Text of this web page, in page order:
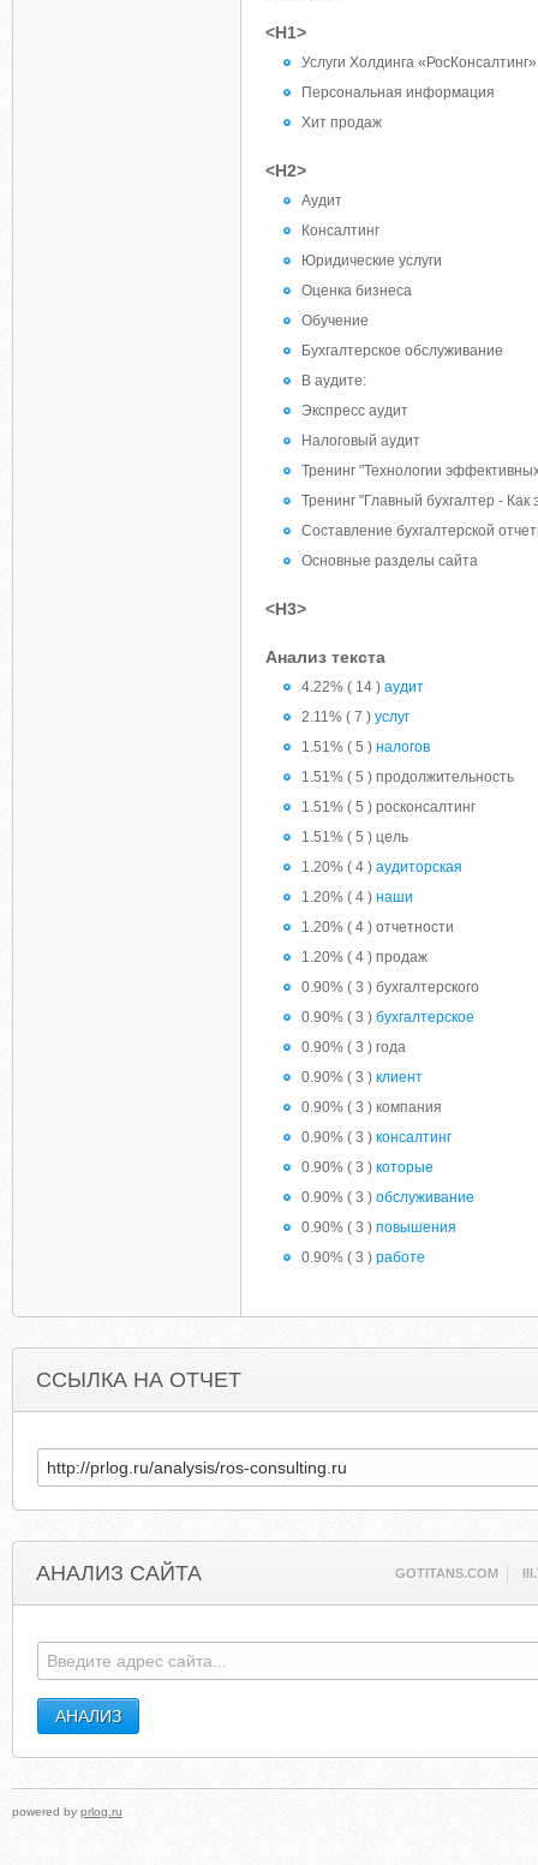
<H1>
Услуги Холдинга «РосКонсалтинг»
Персональная информация
Хит продаж
<H2>
Аудит
Консалтинг
Юридические услуги
Оценка бизнеса
Обучение
Бухгалтерское обслуживание
В аудите:
Экспресс аудит
Налоговый аудит
Тренинг "Технологии
Тренинг "Главный бухгалтер -
Составление бухгалтерской
Основные разделы сайта
<H3>
Анализ текста
4.22% ( 14 ) аудит
2.11% ( 7 ) услуг
1.51% ( 5 ) налогов
1.51% ( 5 ) продолжительность
1.51% ( 5 ) росконсалтинг
1.51% ( 5 ) цель
1.20% ( 4 ) аудиторская
1.20% ( 4 ) наши
1.20% ( 4 ) отчетности
1.20% ( 4 ) продаж
0.90% ( 3 ) бухгалтерского
0.90% ( 3 ) бухгалтерское
0.90% ( 3 ) года
0.90% ( 3 ) клиент
0.90% ( 3 ) компания
0.90% ( 3 ) консалтинг
0.90% ( 3 ) которые
0.90% ( 3 ) обслуживание
0.90% ( 3 ) повышения
0.90% ( 3 ) работе
ССЫЛКА НА ОТЧЕТ
АНАЛИЗ САЙТА GOTITANS.COM
powered by prlog.ru